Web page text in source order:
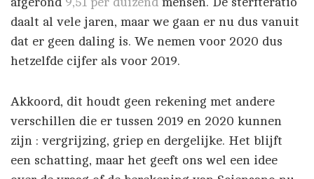
daalt al vele jaren, maar we gaan er nu dus vanuit
dat er geen daling is. We nemen voor 2020 dus
hetzelfde cijfer als voor 2019.
Akkoord, dit houdt geen rekening met andere
verschillen die er tussen 2019 en 2020 kunnen
zijn : vergrijzing, griep en dergelijke. Het blijft
een schatting, maar het geeft ons wel een idee